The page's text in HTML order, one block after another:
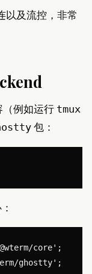
以及流控，非常
例如运行 tmux
包：
core';
ghostty';